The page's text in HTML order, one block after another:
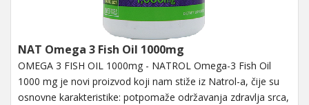
NAT Omega 3 Fish Oil 1000mg
OMEGA 3 FISH OIL 1000mg - NATROL Omega-3 Fish Oil
1000 mg je novi proizvod koji nam stiže iz Natrol-a, čije su
osnovne karakteristike: potpomaže održavanja zdravlja srca,